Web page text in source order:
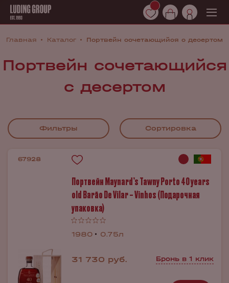
Главная Каталог Портвейн сочетающийся с десертом
Портвейн сочетающийся
с десертом
Фильтры Сортировка
67928
Портвейн Maynard’s Tawny Porto 40 years
old Barão De Vilar – Vinhos (Подарочная
упаковка)
1980 0.75л
31 730 руб. Бронь в 1 клик